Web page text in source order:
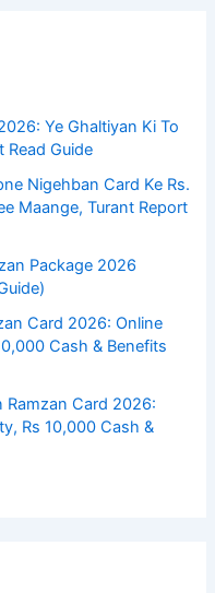
Ye Ghaltiyan Ki To
Read Guide
Nigehban Card Ke Rs.
Maange, Turant Report
Package 2026
Card 2026: Online
Cash & Benefits
Ramzan Card 2026:
Rs 10,000 Cash &